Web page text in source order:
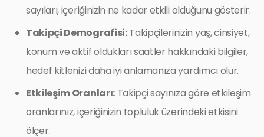
sayıları, içeriğinizin ne kadar etkili olduğunu gösterir.
Takipçi Demografisi:Takipçilerinizin yaş, cinsiyet,
konum ve aktif oldukları saatler hakkındaki bilgiler,
hedef kitlenizi daha iyi anlamanıza yardımcı olur.
Etkileşim Oranları:Takipçi sayınıza göre etkileşim
oranlarınız, içeriğinizin topluluk üzerindeki etkisini
ölçer.